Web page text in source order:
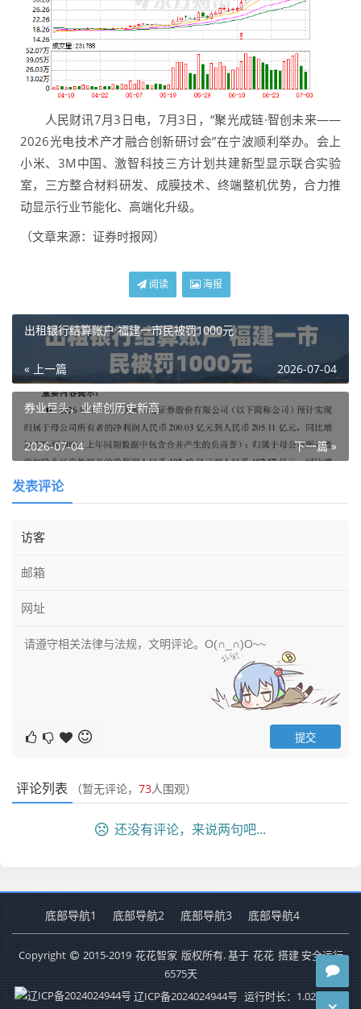
人民财讯7月3日电，7月3日，“聚光成链·智创未来——
2026光电技术产才融合创新研讨会”在宁波顺利举办。会上
小米、3M中国、激智科技三方计划共建新型显示联合实验
室，三方整合材料研发、成膜技术、终端整机优势，合力推
动显示行业节能化、高端化升级。
（文章来源：证券时报网）
阅读 海报
出租银行结算账户 福建一市民被罚1000元
« 上一篇 2026-07-04
券业巨头，业绩创历史新高
下一篇 »
2026-07-04
发表评论
评论列表 （暂无评论， 73人围观）
还没有评论，来说两句吧...
底部导航1 底部导航2 底部导航3 底部导航4
Copyright 2015-2019 花花智家 版权所有. 基于 花花 搭建 安全运行
6575天
辽ICP备2024024944号 运行时长：1.025秒 查